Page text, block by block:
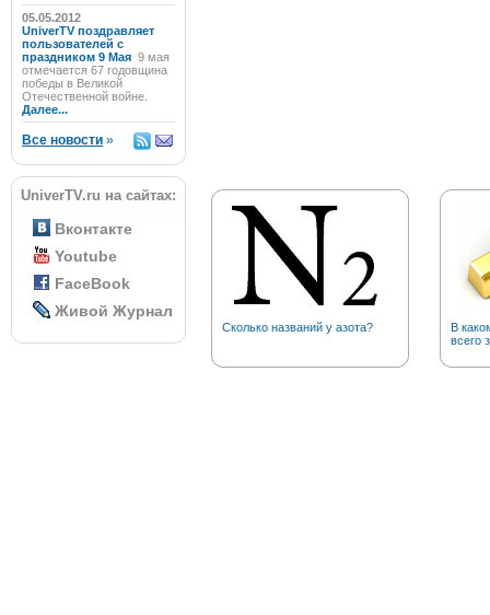
05.05.2012
UniverTV поздравляет
пользователей с
праздником 9 Мая 9 мая
отмечается 67 годовщина
победы в Великой
Отечественной войне.
Далее...
Все новости »
UniverTV.ru на сайтах:
Вконтакте
Youtube
FaceBook
Живой Журнал
Сколько названий у азота?
В
всего